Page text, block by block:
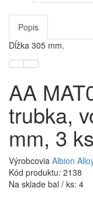
Popis
Dĺžka 305 mm.
AA
trubka,
mm, 3 ks
Výrobcovia Albion
Kód produktu: 2138
Na sklade bal / ks: 4